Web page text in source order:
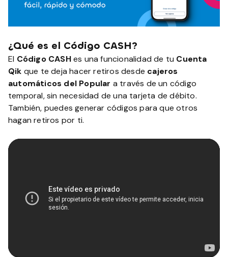
¿Qué es el Código CASH?
El Código CASHes una funcionalidad de tu Cuenta
Qik que te deja hacer retiros desde cajeros
automáticos del Popular a través de un código
temporal, sin necesidad de una tarjeta de débito.
También, puedes generar códigos para que otros
hagan retiros por ti.